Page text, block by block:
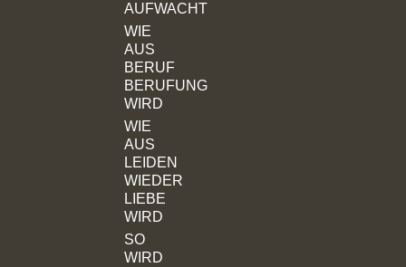
AUFWACHT
WIE
AUS
BERUF
BERUFUNG
WIRD
WIE
AUS
LEIDEN
WIEDER
LIEBE
WIRD
SO
WIRD